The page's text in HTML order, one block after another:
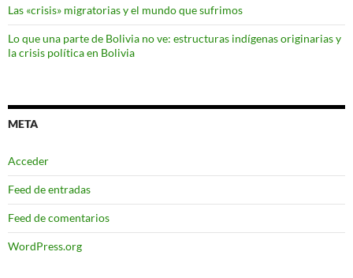
Las «crisis» migratorias y el mundo que sufrimos
Lo que una parte de Bolivia no ve: estructuras indígenas originarias y
la crisis política en Bolivia
META
Acceder
Feed de entradas
Feed de comentarios
WordPress.org